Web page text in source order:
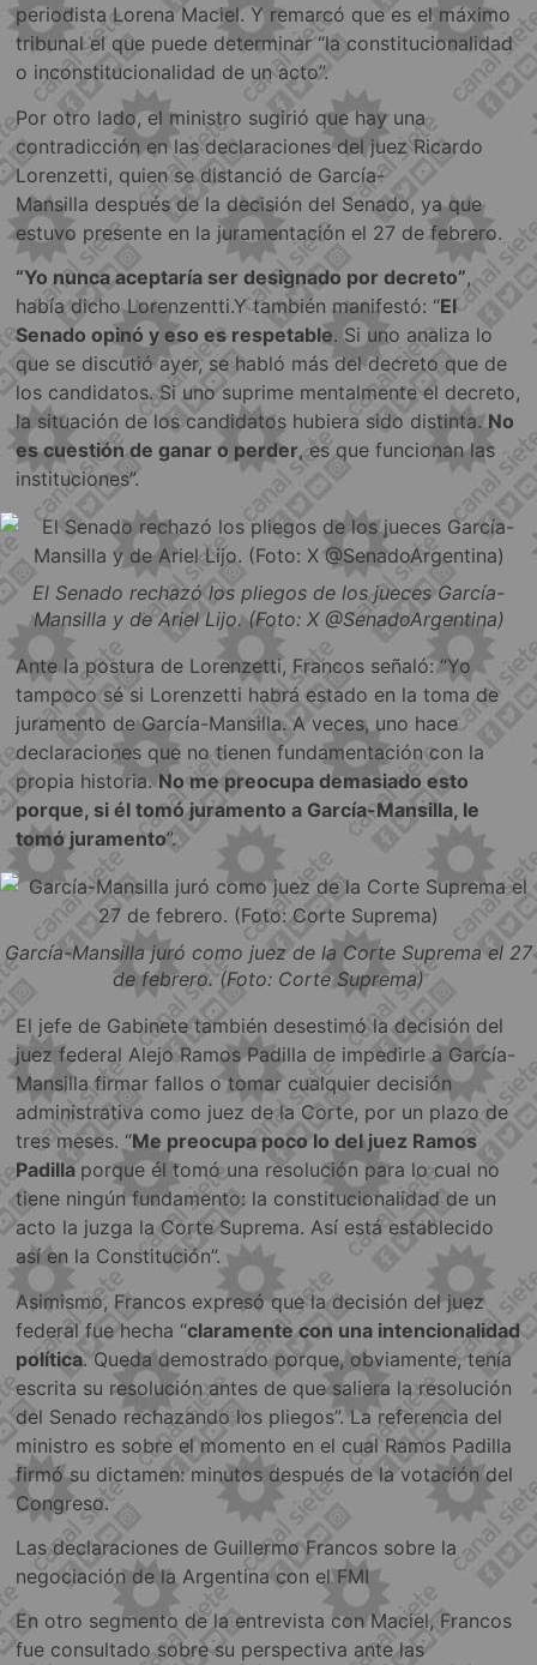
periodista Lorena Maciel. Y remarcó que es el máximo
tribunal el que puede determinar “la constitucionalidad
o inconstitucionalidad de un acto”.
Por otro lado, el ministro sugirió que hay una
contradicción en las declaraciones del juez Ricardo
Lorenzetti, quien se distanció de García-
Mansilla después de la decisión del Senado, ya que
estuvo presente en la juramentación el 27 de febrero.
“Yo nunca aceptaría ser designado por decreto”,
había dicho Lorenzentti.Y también manifestó: “El
Senado opinó y eso es respetable. Si uno analiza lo
que se discutió ayer, se habló más del decreto que de
los candidatos. Si uno suprime mentalmente el decreto,
la situación de los candidatos hubiera sido distinta.No
es cuestión de ganar o perder, es que funcionan las
instituciones”.
El Senado rechazó los pliegos de los jueces García-
Mansilla y de Ariel Lijo. (Foto: X @SenadoArgentina)
Ante la postura de Lorenzetti, Francos señaló: “Yo
tampoco sé si Lorenzetti habrá estado en la toma de
juramento de García-Mansilla. A veces, uno hace
declaraciones que no tienen fundamentación con la
propia historia.No me preocupa demasiado esto
porque, si él tomó juramento a García-Mansilla, le
tomó juramento”.
García-Mansilla juró como juez de la Corte Suprema el 27
de febrero. (Foto: Corte Suprema)
El jefe de Gabinete también desestimó la decisión del
juez federal Alejo Ramos Padilla de impedirle a García-
Mansilla firmar fallos o tomar cualquier decisión
administrativa como juez de la Corte, por un plazo de
tres meses. “Me preocupa poco lo del juez Ramos
Padilla porque él tomó una resolución para lo cual no
tiene ningún fundamento: la constitucionalidad de un
acto la juzga la Corte Suprema. Así está establecido
así en la Constitución”.
Asimismo, Francos expresó que la decisión del juez
federal fue hecha “claramente con una intencionalidad
política. Queda demostrado porque, obviamente, tenía
escrita su resolución antes de que saliera la resolución
del Senado rechazando los pliegos”. La referencia del
ministro es sobre el momento en el cual Ramos Padilla
firmó su dictamen: minutos después de la votación del
Congreso.
Las declaraciones de Guillermo Francos sobre la
negociación de la Argentina con el FMI
En otro segmento de la entrevista con Maciel, Francos
fue consultado sobre su perspectiva ante las